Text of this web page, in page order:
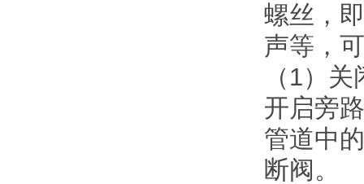
螺丝，
声等，
（1）
开启旁
管道中
断阀。